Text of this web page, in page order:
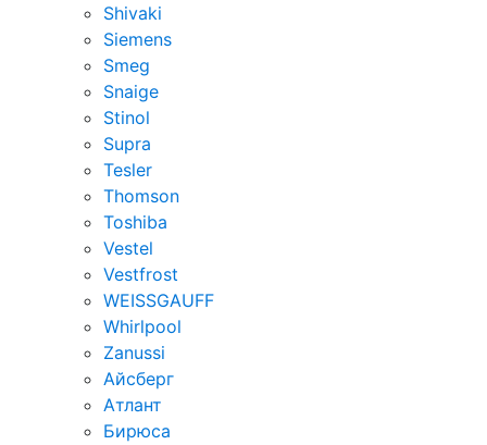
Shivaki
Siemens
Smeg
Snaige
Stinol
Supra
Tesler
Thomson
Toshiba
Vestel
Vestfrost
WEISSGAUFF
Whirlpool
Zanussi
Айсберг
Атлант
Бирюса